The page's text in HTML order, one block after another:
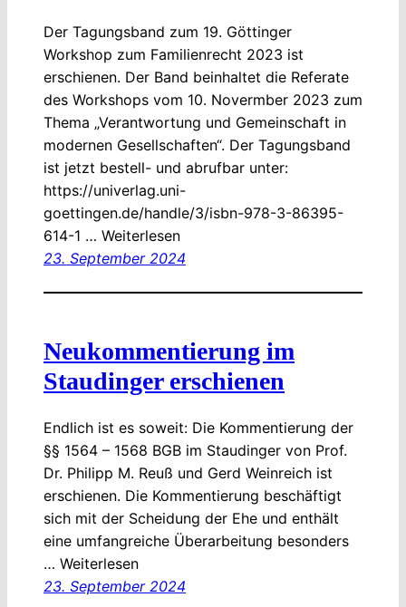
Der Tagungsband zum 19. Göttinger
Workshop zum Familienrecht 2023 ist
erschienen. Der Band beinhaltet die Referate
des Workshops vom 10. Novermber 2023 zum
Thema „Verantwortung und Gemeinschaft in
modernen Gesellschaften“. Der Tagungsband
ist jetzt bestell- und abrufbar unter:
https://univerlag.uni-
goettingen.de/handle/3/isbn-978-3-86395-
614-1 … Weiterlesen
23. September 2024
Neukommentierung im
Staudinger erschienen
Endlich ist es soweit: Die Kommentierung der
§§ 1564 – 1568 BGB im Staudinger von Prof.
Dr. Philipp M. Reuß und Gerd Weinreich ist
erschienen. Die Kommentierung beschäftigt
sich mit der Scheidung der Ehe und enthält
eine umfangreiche Überarbeitung besonders
… Weiterlesen
23. September 2024